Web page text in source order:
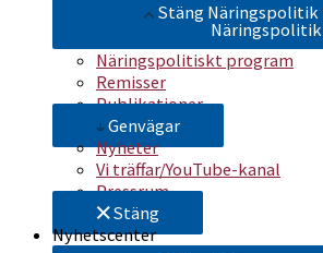
Stäng Näringspolitik
Näringspolitik
Näringspolitiskt program
Remisser
Publikationer
Genvägar
Nyheter
Vi träffar/YouTube-kanal
Pressrum
Stäng
Nyhetscenter